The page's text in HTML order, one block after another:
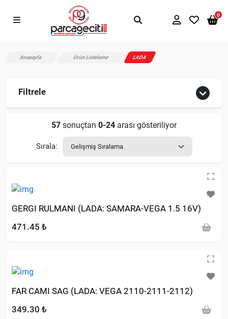
0
Anasayfa Ürün Listeleme LADA
Filtrele
57 sonuçtan 0-24 arası gösteriliyor
Sırala:
GERGI RULMANI (LADA: SAMARA-VEGA 1.5 16V)
471.45 ₺
FAR CAMI SAG (LADA: VEGA 2110-2111-2112)
349.30 ₺